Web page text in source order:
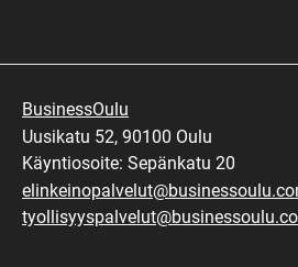
BusinessOulu
Uusikatu 52, 90100 Oulu
Käyntiosoite: Sepänkatu 20